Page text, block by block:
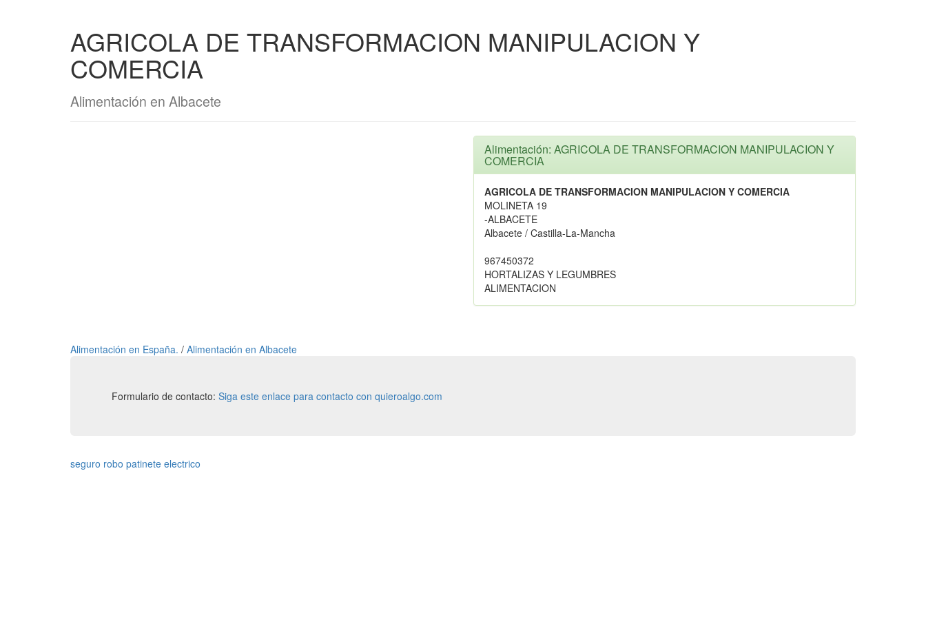
AGRICOLA DE TRANSFORMACION MANIPULACION Y
COMERCIA
Alimentación en Albacete
Alimentación: AGRICOLA DE TRANSFORMACION MANIPULACION Y
COMERCIA
AGRICOLA DE TRANSFORMACION MANIPULACION Y COMERCIA
MOLINETA 19
-ALBACETE
Albacete / Castilla-La-Mancha
967450372
HORTALIZAS Y LEGUMBRES
ALIMENTACION
Alimentación en España. / Alimentación en Albacete
Formulario de contacto: Siga este enlace para contacto con quieroalgo.com
seguro robo patinete electrico